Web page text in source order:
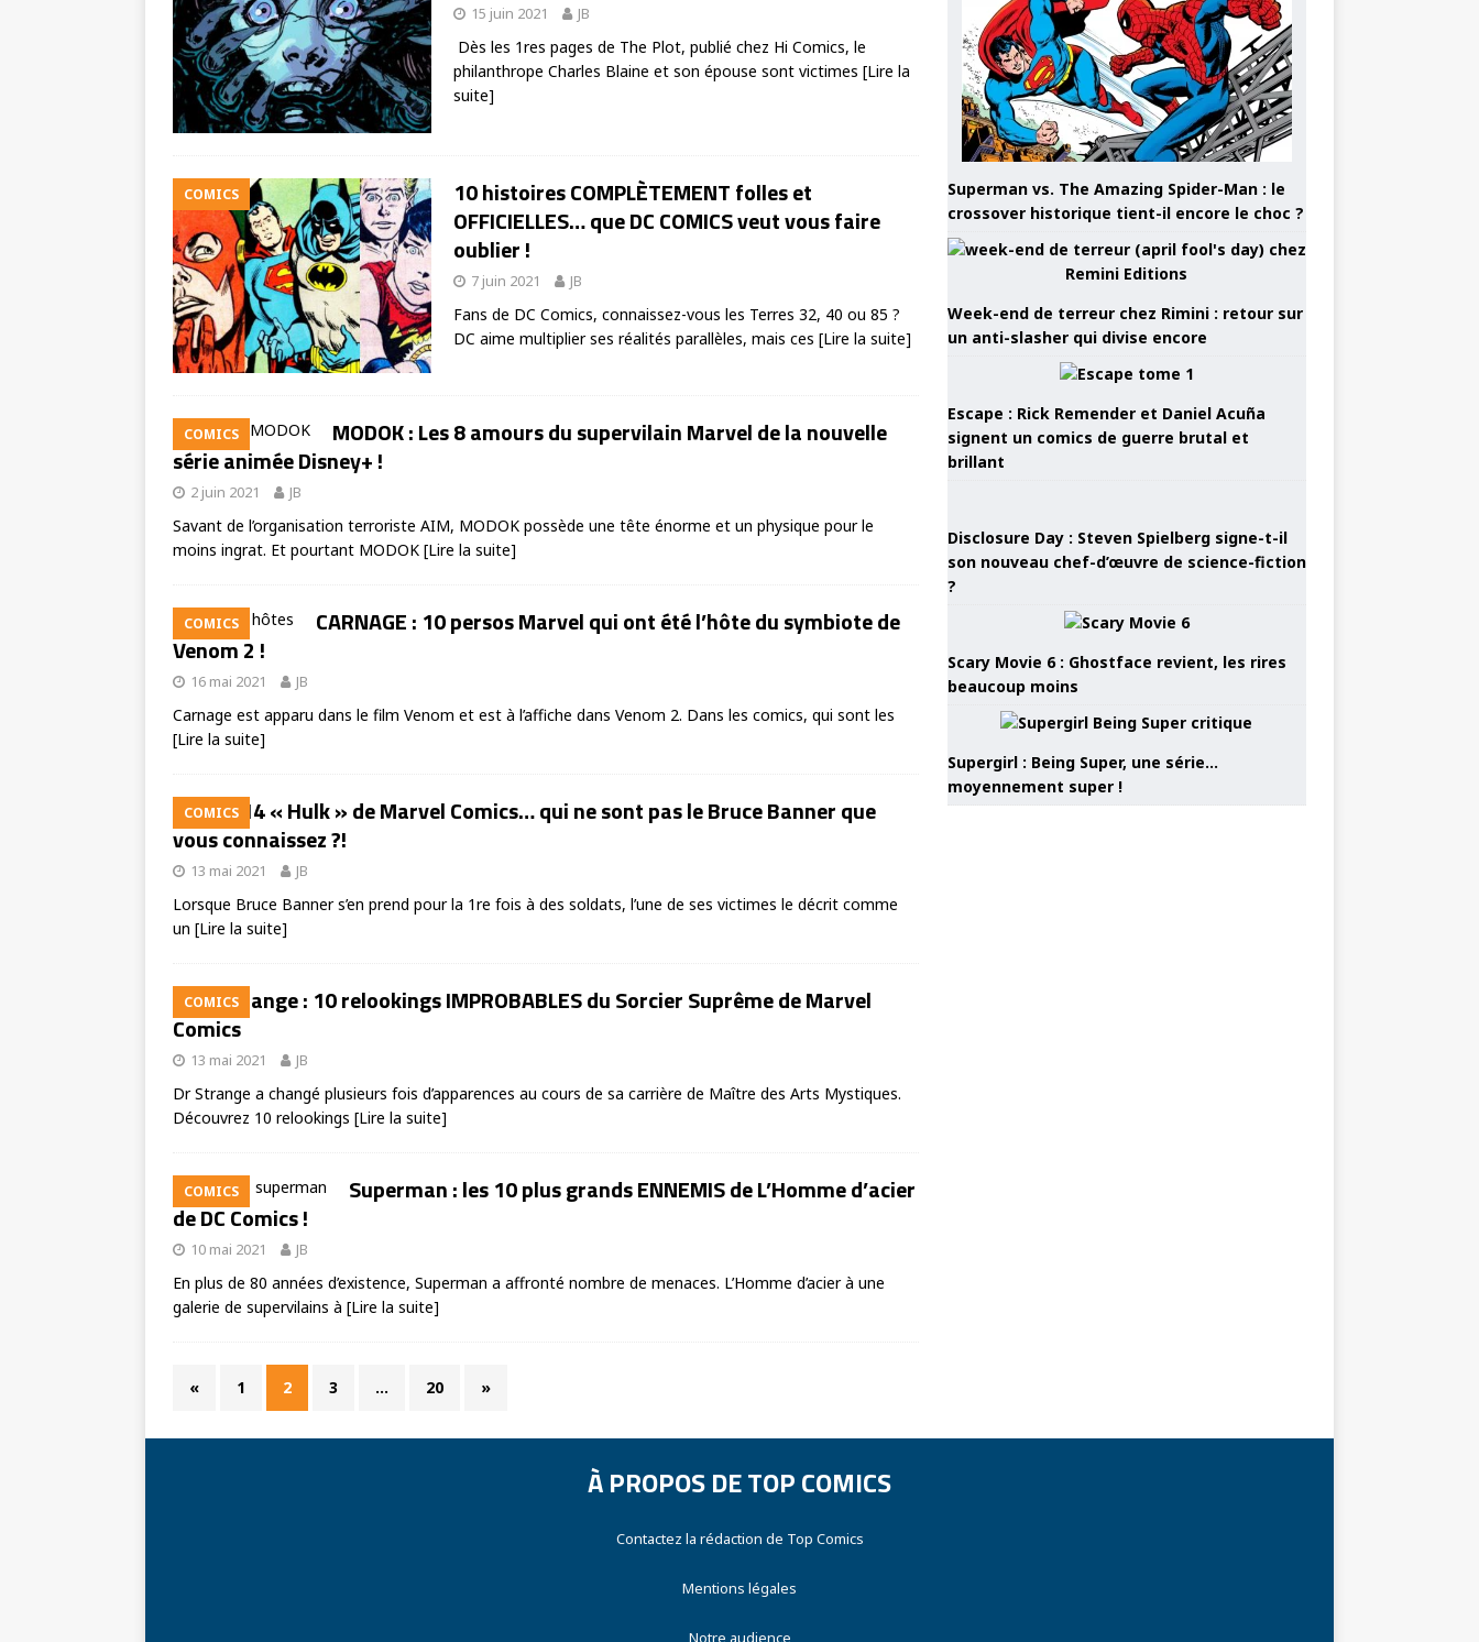
15 juin 2021 JB
Dès les 1res pages de The Plot, publié chez Hi Comics, le
philanthrope Charles Blaine et son épouse sont victimes [Lire la
suite]
COMICS
10 histoires COMPLÈTEMENT folles et
OFFICIELLES… que DC COMICS veut vous faire
oublier !
7 juin 2021 JB
Fans de DC Comics, connaissez-vous les Terres 32, 40 ou 85 ?
DC aime multiplier ses réalités parallèles, mais ces [Lire la suite]
COMICS
MODOK : Les 8 amours du supervilain Marvel de la nouvelle
série animée Disney+ !
2 juin 2021 JB
Savant de l’organisation terroriste AIM, MODOK possède une tête énorme et un physique pour le
moins ingrat. Et pourtant MODOK [Lire la suite]
COMICS
CARNAGE : 10 persos Marvel qui ont été l’hôte du symbiote de
Venom 2 !
16 mai 2021 JB
Carnage est apparu dans le film Venom et est à l’affiche dans Venom 2. Dans les comics, qui sont les
[Lire la suite]
COMICS 14 « Hulk » de Marvel Comics… qui ne sont pas le Bruce Banner que
vous connaissez ?!
13 mai 2021 JB
Lorsque Bruce Banner s’en prend pour la 1re fois à des soldats, l’une de ses victimes le décrit comme
un [Lire la suite]
COMICS
Dr Strange : 10 relookings IMPROBABLES du Sorcier Suprême de Marvel
Comics
13 mai 2021 JB
Dr Strange a changé plusieurs fois d’apparences au cours de sa carrière de Maître des Arts Mystiques.
Découvrez 10 relookings [Lire la suite]
COMICS
Superman : les 10 plus grands ENNEMIS de L’Homme d’acier
de DC Comics !
10 mai 2021 JB
En plus de 80 années d’existence, Superman a affronté nombre de menaces. L’Homme d’acier à une
galerie de supervilains à [Lire la suite]
« 1 2 3 … 20 »
Superman vs. The Amazing Spider-Man : le
crossover historique tient-il encore le choc ?
Week-end de terreur chez Rimini : retour sur
un anti-slasher qui divise encore
Escape : Rick Remender et Daniel Acuña
signent un comics de guerre brutal et
brillant
Disclosure Day : Steven Spielberg signe-t-il
son nouveau chef-d’œuvre de science-fiction
?
Scary Movie 6 : Ghostface revient, les rires
beaucoup moins
Supergirl : Being Super, une série…
moyennement super !
À PROPOS DE TOP COMICS
Contactez la rédaction de Top Comics
Mentions légales
Notre audience